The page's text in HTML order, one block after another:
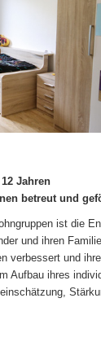
Jahren
betreut und
ist die
und ihren
verbessert und
Aufbau ihres